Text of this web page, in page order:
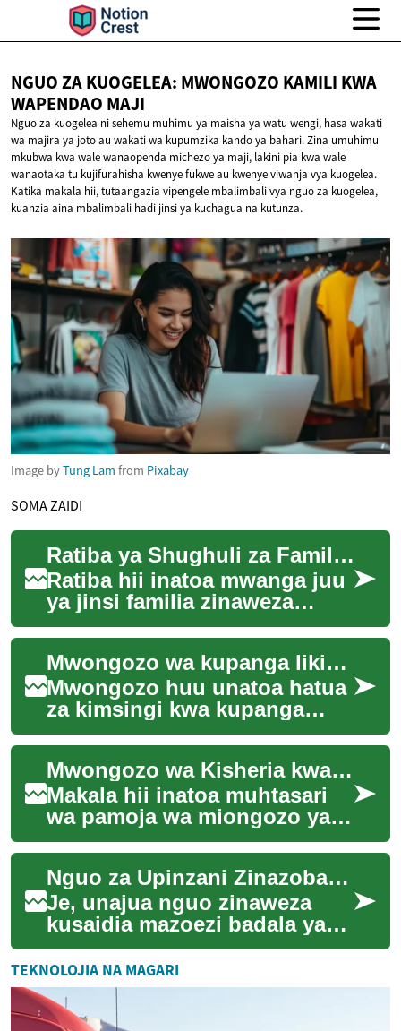
NGUO ZA KUOGELEA: MWONGOZO KAMILI KWA
WAPENDAO MAJI
Nguo za kuogelea ni sehemu muhimu ya maisha ya watu wengi, hasa wakati
wa majira ya joto au wakati wa kupumzika kando ya bahari. Zina umuhimu
mkubwa kwa wale wanaopenda michezo ya maji, lakini pia kwa wale
wanaotaka tu kujifurahisha kwenye fukwe au kwenye viwanja vya kuogelea.
Katika makala hii, tutaangazia vipengele mbalimbali vya nguo za kuogelea,
kuanzia aina mbalimbali hadi jinsi ya kuchagua na kutunza.
Image byTung Lam from Pixabay
SOMA ZAIDI
Ratiba ya Shughuli za Familia kwa Kifurushi cha Likizo
Ratiba hii inatoa mwanga juu
ya jinsi familia zinaweza
kupanga shughuli kwa
kifurushi cha likizo kilicho
kamili. Inas...
Mwongozo wa kupanga likizo kwa malipo moja kwa familia
Mwongozo huu unatoa hatua
za kimsingi kwa kupanga
likizo ya familia kwa malipo
moja (all-inclusive),
ukizungumzia uch...
Mwongozo wa Kisheria kwa Majengo Yasiyotumika: Hatua za Kuanzisha Urekebishaji
Makala hii inatoa muhtasari
wa pamoja wa miongozo ya
kisheria na hatua za vitendo
zinazoweza kusaidia
kuanzisha ureke...
Nguo za Upinzani Zinazobadilisha Mazoezi
Je, unajua nguo zinaweza
kusaidia mazoezi badala ya
vifaa pekee? Wanasayansi
sasa wanatengeneza mavazi
yanayotenga up...
TEKNOLOJIA NA MAGARI